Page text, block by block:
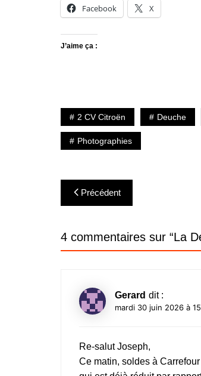
Facebook X
J’aime ça :
2 CV Citroën Deuche
Photographies
Navigation
de
l’article
Précédent
4 commentaires sur “La
Gerard dit :
mardi 30 juin 2026 à
Re-salut Joseph,
Ce matin, soldes à